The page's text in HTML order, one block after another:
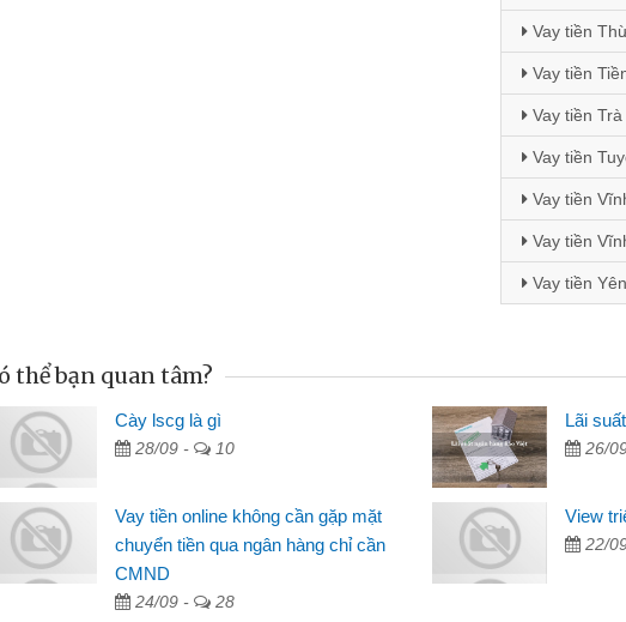
Vay tiền
Vay tiền
Vay tiền Trà
Vay tiền
Vay tiền
Vay tiền
Vay tiền
xe wave
online
cho bạn
Mai Lan - Sinh viên
Tôi biết đến thông qua quảng cáo trên
sinh viên nên cần đóng tiền nhà, sinh
thấy thủ tục nhanh gọn nên tôi quyết
thể bạn quan tâm?
Cày lscg là gì
28/09 - 10
Lãi
26/
Vay tiền online không cần gặp mặt
chuyển tiền qua ngân hàng chỉ cần
CMND
24/09 - 28
View
22/